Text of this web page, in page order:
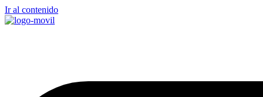
Ir al contenido